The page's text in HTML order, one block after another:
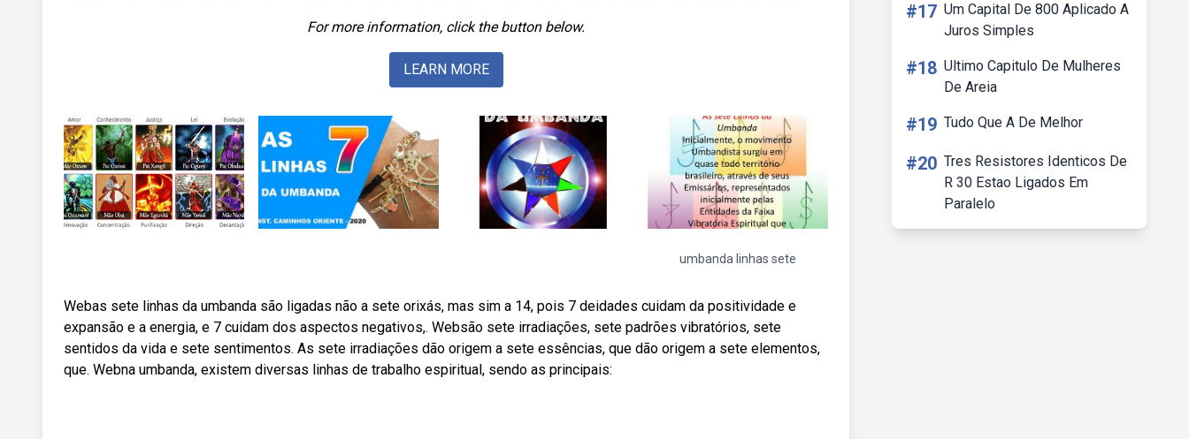
For more information, click the button below.
LEARN MORE
umbanda linhas sete
Webas sete linhas da umbanda são ligadas não a sete orixás, mas sim a 14, pois 7 deidades cuidam da positividade e
expansão e a energia, e 7 cuidam dos aspectos negativos,. Websão sete irradiações, sete padrões vibratórios, sete
sentidos da vida e sete sentimentos. As sete irradiações dão origem a sete essências, que dão origem a sete elementos,
que. Webna umbanda, existem diversas linhas de trabalho espiritual, sendo as principais:
#17 Um Capital De 800 Aplicado A
Juros Simples
#18 Ultimo Capitulo De Mulheres
De Areia
#19 Tudo Que A De Melhor
#20 Tres Resistores Identicos De
R 30 Estao Ligados Em
Paralelo